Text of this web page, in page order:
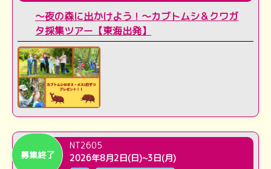
～夜の森に出かけよう！～カブトムシ＆クワガ
タ採集ツアー【東海出発】
募集終了
NT2605
2026年8月2日(日)~3日(月)